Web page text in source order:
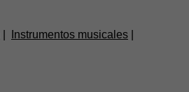
Instrumentos musicales